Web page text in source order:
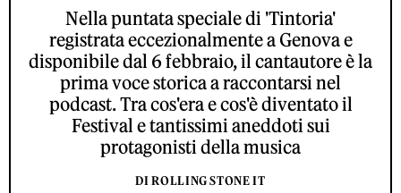
Nella puntata speciale di 'Tintoria'
registrata eccezionalmente a Genova e
disponibile dal 6 febbraio, il cantautore è la
prima voce storica a raccontarsi nel
podcast. Tra cos'era e cos'è diventato il
Festival e tantissimi aneddoti sui
protagonisti della musica
DI ROLLING STONE IT